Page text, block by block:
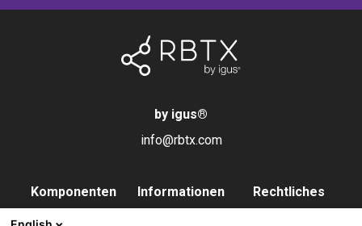
by igus®
info@rbtx.com
Komponenten
Informationen
Rechtliches